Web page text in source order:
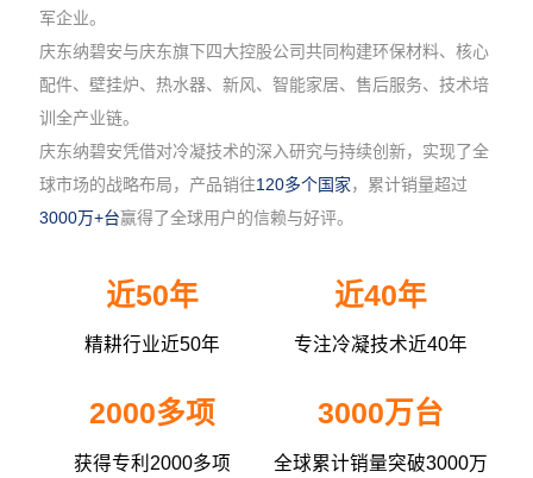
军企业。
庆东纳碧安与庆东旗下四大控股公司共同构建环保材料、核心
配件、壁挂炉、热水器、新风、智能家居、售后服务、技术培
训全产业链。
庆东纳碧安凭借对冷凝技术的深入研究与持续创新，实现了全
球市场的战略布局，产品销往120多个国家，累计销量超过
3000万+台赢得了全球用户的信赖与好评。
近50年
精耕行业近50年
近40年
专注冷凝技术近40年
2000多项
获得专利2000多项
3000万台
全球累计销量突破3000万